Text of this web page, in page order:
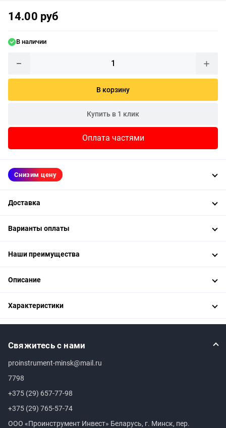
14.00 руб
В наличии
В корзину
Купить в 1 клик
Оплата частями
Снизим цену
Доставка
Варианты оплаты
Наши преимущества
Описание
Характеристики
Свяжитесь с нами
proinstrument-minsk@mail.ru
7798
+375 (29) 657-77-98
+375 (29) 765-57-74
ООО «Проинструмент Инвест» Беларусь, г. Минск, пер.